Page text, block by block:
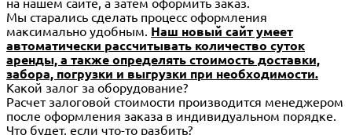
на нашем сайте, а затем оформить заказ.
Мы старались сделать процесс оформления
максимально удобным. Наш новый сайт умеет
автоматически рассчитывать количество суток
аренды, а также определять стоимость доставки,
забора, погрузки и выгрузки при необходимости.
Какой залог за оборудование?
Расчет залоговой стоимости производится менеджером
после оформления заказа в индивидуальном порядке.
Что будет, если что-то разбить?